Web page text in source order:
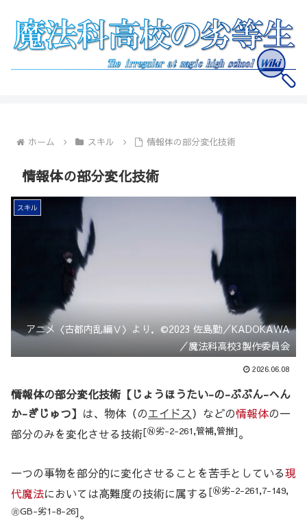
ホーム スキル 情報体の部分変化技術
情報体の部分変化技術
スキル
アニメ〈古都内乱編Ⅴ〉より．©2023 佐島勤／KADOKAWA
／魔法科高校3製作委員会
2026.06.08
情報体の部分変化技術【じょうほうたい-の-ぶぶん-へん
か-ぎじゅつ】 は、物体（のエイドス）などの情報体の一
部分のみを変化させる技術[Ⓝ劣-2-261,管補,管推]。
一つの事物を部分的に変化させることを苦手としている現
代魔法においては高難度の技術に属する [Ⓝ劣-2-261,7-149,
㊮GB-劣1-8-26]。